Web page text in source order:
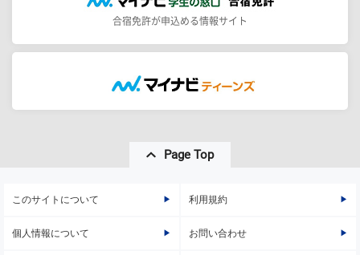
合宿免許が申込める情報サイト
Page Top
このサイトについて 利用規約
個人情報について お問い合わせ